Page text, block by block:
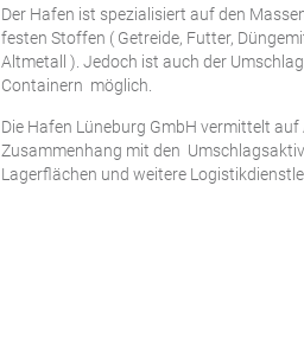
Der Hafen ist spezialisiert auf den
festen Stoffen ( Getreide, Futter,
Altmetall ). Jedoch ist auch der
Containern möglich.
Die Hafen Lüneburg GmbH vermittelt
Zusammenhang mit den
Lagerflächen und weitere